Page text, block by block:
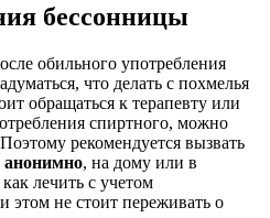
бессонницы
обильного употребления
что делать с похмелья
обращаться к терапевту или
спиртного, можно
рекомендуется вызвать
анонимно, на дому или в
лечить с учетом
этом не стоит переживать о